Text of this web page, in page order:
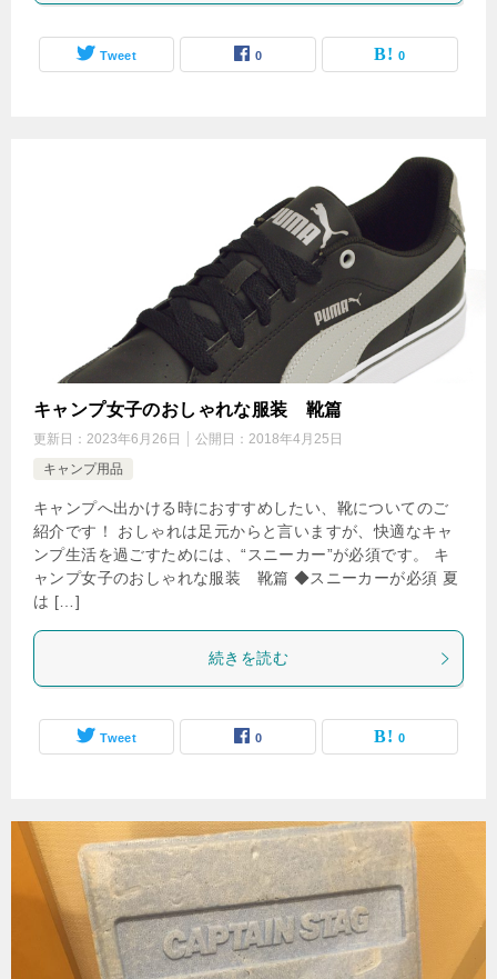
Tweet 0 0
キャンプ女子のおしゃれな服装 靴篇
更新日： 2023年6月26日 公開日： 2018年4月25日
キャンプ用品
キャンプへ出かける時におすすめしたい、靴についてのご
紹介です！ おしゃれは足元からと言いますが、快適なキャ
ンプ生活を過ごすためには、“スニーカー”が必須です。 キ
ャンプ女子のおしゃれな服装 靴篇 ◆スニーカーが必須 夏
は […]
続きを読む
Tweet 0 0